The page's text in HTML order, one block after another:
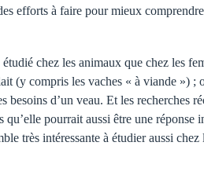
efforts à faire pour mieux
chez les animaux que chez les
(y compris les vaches « à viande ») ;
d’un veau. Et les recherches
pourrait aussi être une réponse
très intéressante à étudier aussi chez